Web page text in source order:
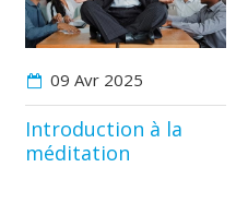
09 Avr 2025
Introduction à la
méditation